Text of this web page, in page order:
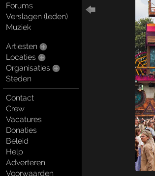
Forums
Verslagen (leden)
Muziek
Artiesten
Locaties
Organisaties
Steden
Contact
Crew
Vacatures
Donaties
Beleid
Help
Adverteren
Voorwaarden